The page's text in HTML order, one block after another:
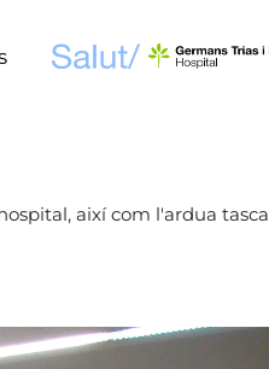
així com l'ardua tasca